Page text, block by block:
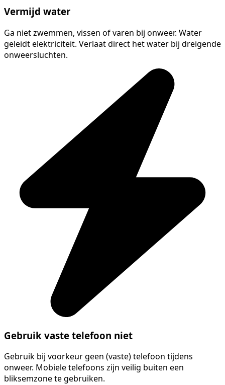
Vermijd water
Ga niet zwemmen, vissen of varen bij onweer. Water
geleidt elektriciteit. Verlaat direct het water bij dreigende
onweersluchten.
Gebruik vaste telefoon niet
Gebruik bij voorkeur geen (vaste) telefoon tijdens
onweer. Mobiele telefoons zijn veilig buiten een
bliksemzone te gebruiken.